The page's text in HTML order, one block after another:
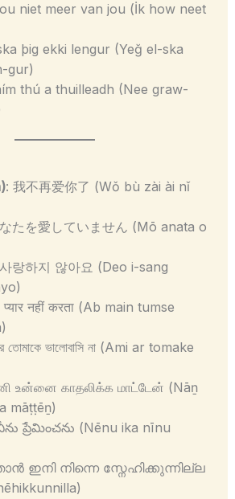
niet meer van jou (İk how neet
þig ekki lengur (Yeğ el-ska
gur)
thú a thuilleadh (Nee graw-
: 我不再爱你了 (Wǒ bù zài ài nǐ
たを愛していません (Mō anata o
랑하지 않아요 (Deo i-sang
नहीं करता (Ab main tumse
ভালোবাসি না (Ami ar tomake
உன்னை காதலிக்க மாட்டேன் (Nāṉ
māṭṭēṉ)
ప్రేమించను (Nēnu ika nīnu
ഇനി നിന്നെ സ്നേഹിക്കുന്നില്ല